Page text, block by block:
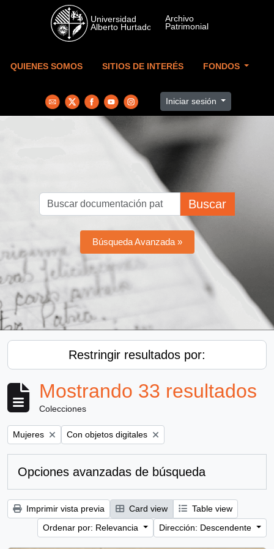
Skip to main content
QUIENES SOMOS SITIOS DE INTERÉS FONDOS
Iniciar sesión
Buscar
Búsqueda Avanzada »
Restringir resultados por:
Mostrando 33 resultados
Colecciones
Remove filter:
Mujeres Remove filter:
Con objetos digitales
Opciones avanzadas de búsqueda
Imprimir vista previa Card view
Table view
Ordenar por: Relevancia
Dirección: Descendente